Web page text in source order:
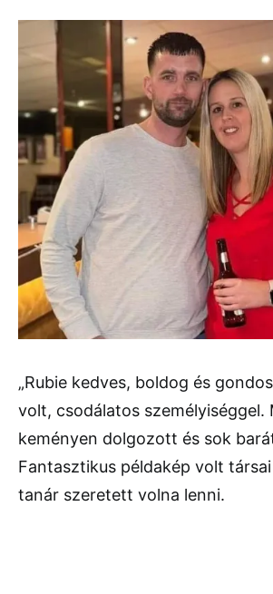
„Rubie kedves, boldog és
volt, csodálatos személyiséggel.
keményen dolgozott és sok
Fantasztikus példakép volt
tanár szeretett volna lenni.